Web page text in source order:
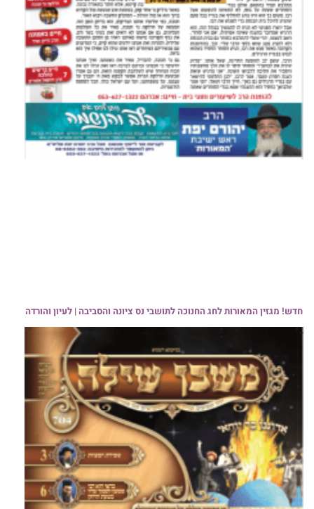
חדש! מגזין המאורות לחג החנוכה לתושבי נס ציונה והסביבה | לעיון והורדה